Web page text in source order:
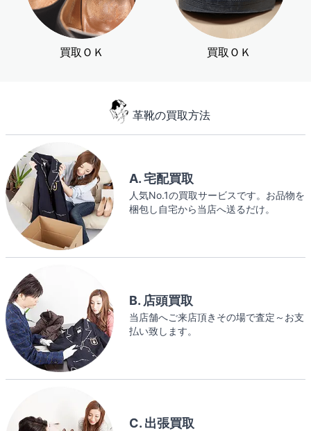
買取ＯＫ 買取ＯＫ
革靴の買取方法
A. 宅配買取
人気No.1の買取サービスです。お品物を
梱包し自宅から当店へ送るだけ。
B. 店頭買取
当店舗へご来店頂きその場で査定～お支
払い致します。
C. 出張買取